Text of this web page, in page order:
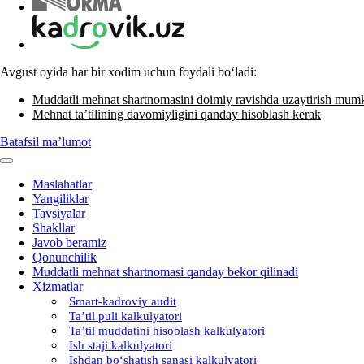
Avgust oyida har bir хodim uchun foydali boʻladi:
Muddatli mehnat shartnomasini doimiy ravishda uzaytirish
Mehnat ta’tilining davomiyligini qanday hisoblash kerak
Batafsil ma’lumot
Maslahatlar
Yangiliklar
Tavsiyalar
Shakllar
Javob beramiz
Qonunchilik
Muddatli mehnat shartnomasi qanday bekor qilinadi
Xizmatlar
Smart-kadroviy audit
Ta’til puli kalkulyatori
Ta’til muddatini hisoblash kalkulyatori
Ish staji kalkulyatori
Ishdan boʻshatish sanasi kalkulyatori